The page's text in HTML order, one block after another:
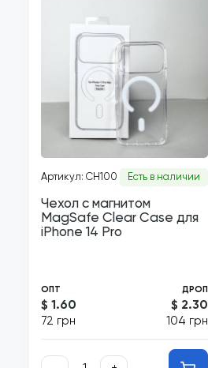
Артикул: CH100 Есть в наличии
Чехол с магнитом
MagSafe Clear Case для
iPhone 14 Pro
ОПТ
$ 1.60
72 грн
ДРОП
$ 2.30
104 грн